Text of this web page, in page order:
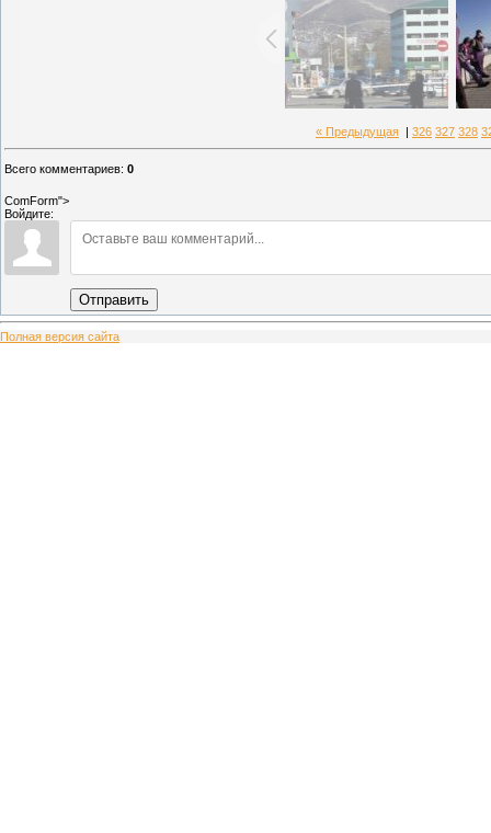
« Предыдущая 326 327 328
Всего комментариев: 0
ComForm">
Войдите:
Отправить
Полная версия сайта